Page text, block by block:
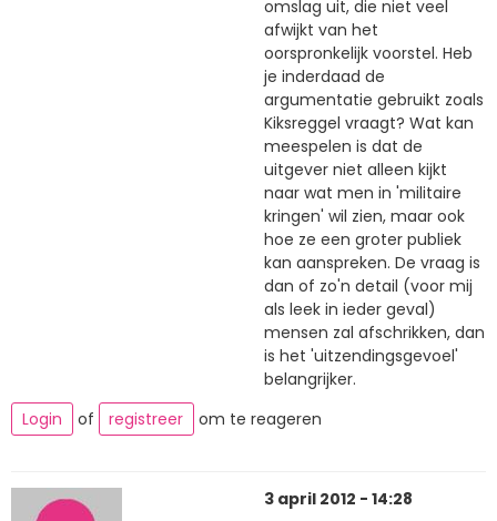
omslag uit, die niet veel
afwijkt van het
oorspronkelijk voorstel. Heb
je inderdaad de
argumentatie gebruikt zoals
Kiksreggel vraagt? Wat kan
meespelen is dat de
uitgever niet alleen kijkt
naar wat men in 'militaire
kringen' wil zien, maar ook
hoe ze een groter publiek
kan aanspreken. De vraag is
dan of zo'n detail (voor mij
als leek in ieder geval)
mensen zal afschrikken, dan
is het 'uitzendingsgevoel'
belangrijker.
Login
of registreer om te reageren
3 april 2012 - 14:28